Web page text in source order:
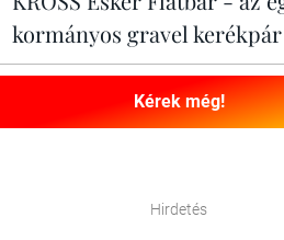
kormányos gravel kerékpár
Kérek még!
Hirdetés